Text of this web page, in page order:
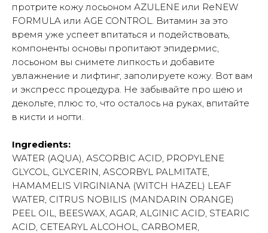
протрите кожу лосьоном AZULENE или ReNEW
FORMULA или AGE CONTROL. Витамин за это
время уже успеет впитаться и подействовать,
компоненты основы пропитают эпидермис,
лосьоном вы снимете липкость и добавите
увлажнение и лифтинг, заполируете кожу. Вот вам
и экспресс процедура. Не забывайте про шею и
декольте, плюс то, что осталось на руках, впитайте
в кисти и ногти.
Ingredients:
WATER (AQUA), ASCORBIC ACID, PROPYLENE
GLYCOL, GLYCERIN, ASCORBYL PALMITATE,
HAMAMELIS VIRGINIANA (WITCH HAZEL) LEAF
WATER, CITRUS NOBILIS (MANDARIN ORANGE)
PEEL OIL, BEESWAX, AGAR, ALGINIC ACID, STEARIC
ACID, CETEARYL ALCOHOL, CARBOMER,